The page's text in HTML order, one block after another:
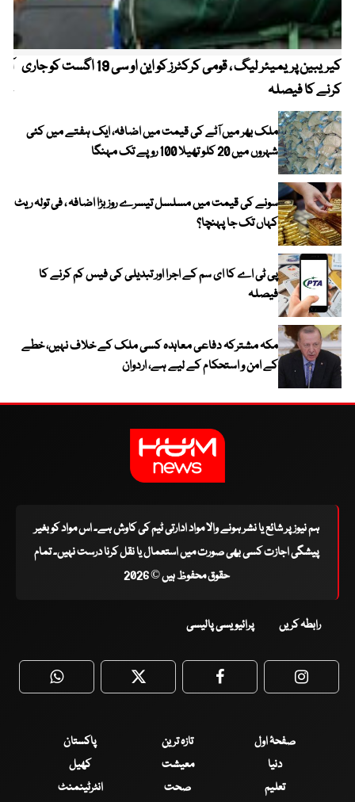
کیریبین پریمیئر لیگ ، قومی کرکٹرز کو این او سی 19 اگست کو جاری
کرنے کا فیصلہ
ملک بھر میں آٹے کی قیمت میں اضافہ، ایک ہفتے میں کئی
شہروں میں 20 کلو تھیلا 100 روپے تک مہنگا
سونے کی قیمت میں مسلسل تیسرے روز بڑا اضافہ ، فی تولہ ریٹ
کہاں تک جا پہنچا؟
پی ٹی اے کا ای سم کے اجرا اور تبدیلی کی فیس کم کرنے کا
فیصلہ
مکہ مشترکہ دفاعی معاہدہ کسی ملک کے خلاف نہیں، خطے
کے امن و استحکام کے لیے ہے، اردوان
ہم نیوز پر شائع یا نشر ہونے والا مواد ادارتی ٹیم کی کاوش ہے۔ اس مواد کو بغیر
پیشگی اجازت کسی بھی صورت میں استعمال یا نقل کرنا درست نہیں۔ تمام
حقوق محفوظ ہیں © 2026
رابطہ کریں پرائیویسی پالیسی
WhatsApp Twitter Facebook
صفحۂ اول تازہ ترین
پاکستان
دنیا
معیشت
کھیل
تعلیم
صحت
انٹرٹینمنٹ